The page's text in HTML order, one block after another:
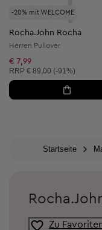
-20% mit WELCOME
Rocha.John Rocha
Herren Pullover
€ 7,99
Unverbindliche
RRP € 89,00 (-91%)
Startseite
Zu